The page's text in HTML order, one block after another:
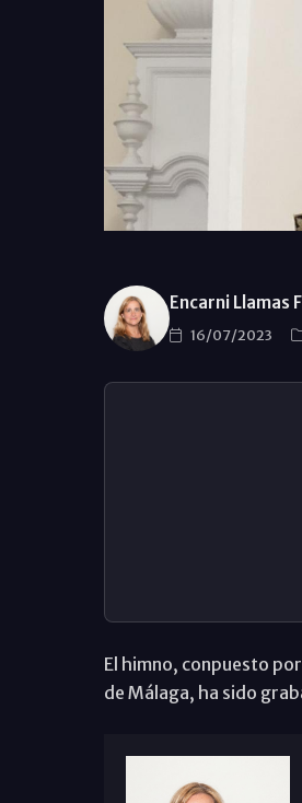
Encarni Llamas
16/07/2023
El himno, conpuesto
de Málaga, ha sido